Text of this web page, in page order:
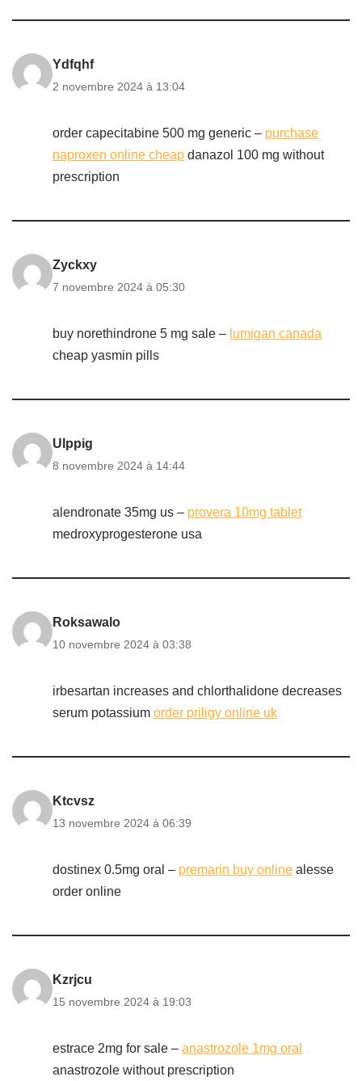
Ydfqhf
2 novembre 2024 à 13:04
order capecitabine 500 mg generic – purchase
naproxen online cheap danazol 100 mg without
prescription
Zyckxy
7 novembre 2024 à 05:30
buy norethindrone 5 mg sale – lumigan canada
cheap yasmin pills
Ulppig
8 novembre 2024 à 14:44
alendronate 35mg us – provera 10mg tablet
medroxyprogesterone usa
Roksawalo
10 novembre 2024 à 03:38
irbesartan increases and chlorthalidone decreases
serum potassium order priligy online uk
Ktcvsz
13 novembre 2024 à 06:39
dostinex 0.5mg oral – premarin buy online alesse
order online
Kzrjcu
15 novembre 2024 à 19:03
estrace 2mg for sale – anastrozole 1mg oral
anastrozole without prescription